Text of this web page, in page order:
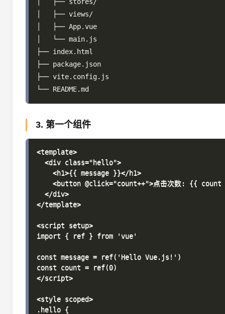
│   ├── views/
│   ├── App.vue
│   └── main.js
├── index.html
├── package.json
├── vite.config.js
3. 第一个组件
<template>
  <div class="hello">
    <h1>{{ message }}</h1>
<button @click="count++">点击次数: {{ count
  </div>
</template>
<script setup>
import { ref } from 'vue'
const message = ref('Hello Vue.js!')
const count = ref(0)
</script>
<style scoped>
.hello {